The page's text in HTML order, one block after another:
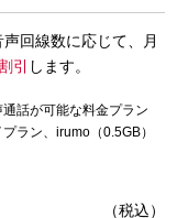
回線数に応じて、月
引 します。
話が可能な料金プラン
ラン、irumo（0.5GB）
（税込）